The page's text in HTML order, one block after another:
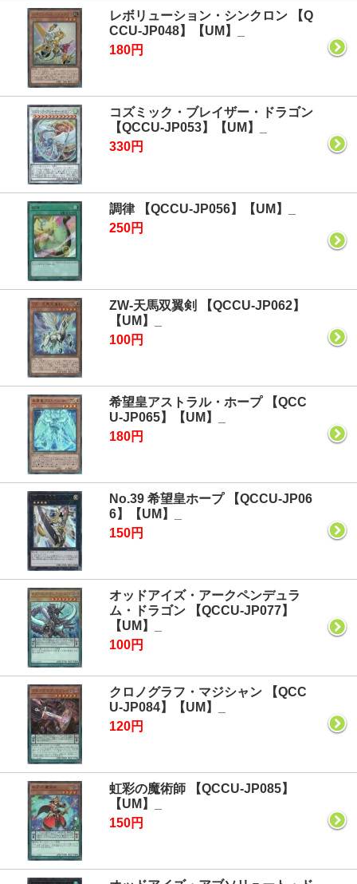
レボリューション・シンクロン 【Q
CCU-JP048】【UM】_
180円
コズミック・ブレイザー・ドラゴン
【QCCU-JP053】【UM】_
330円
調律 【QCCU-JP056】【UM】_
250円
ZW-天馬双翼剣 【QCCU-JP062】
【UM】_
100円
希望皇アストラル・ホープ 【QCC
U-JP065】【UM】_
180円
No.39 希望皇ホープ 【QCCU-JP06
6】【UM】_
150円
オッドアイズ・アークペンデュラ
ム・ドラゴン 【QCCU-JP077】
【UM】_
100円
クロノグラフ・マジシャン 【QCC
U-JP084】【UM】_
120円
虹彩の魔術師 【QCCU-JP085】
【UM】_
150円